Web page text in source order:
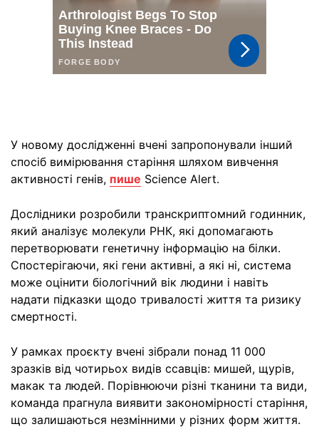
У новому дослідженні вчені запропонували інший
спосіб вимірювання старіння шляхом вивчення
активності генів, пише Science Alert.
Дослідники розробили транскриптомний годинник,
який аналізує молекули РНК, які допомагають
перетворювати генетичну інформацію на білки.
Спостерігаючи, які гени активні, а які ні, система
може оцінити біологічний вік людини і навіть
надати підказки щодо тривалості життя та ризику
смертності.
У рамках проєкту вчені зібрали понад 11 000
зразків від чотирьох видів ссавців: мишей, щурів,
макак та людей. Порівнюючи різні тканини та види,
команда прагнула виявити закономірності старіння,
що залишаються незмінними у різних форм життя.